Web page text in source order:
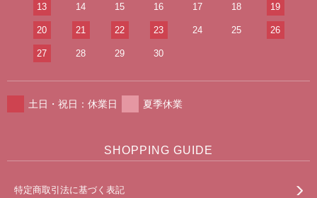
13 14 15 16 17 18 19
20 21 22 23 24 25 26
27 28 29 30
土日・祝日：休業日 夏季休業
SHOPPING GUIDE
特定商取引法に基づく表記